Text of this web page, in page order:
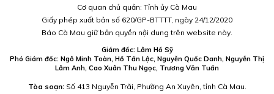
Cơ quan chủ quản: Tỉnh ủy Cà Mau
Giấy phép xuất bản số 620/GP-BTTTT, ngày 24/12/2020
Báo Cà Mau giữ bản quyền nội dung trên website này.
Giám đốc: Lâm Hồ Sỹ
Phó Giám đốc: Ngô Minh Toàn, Hồ Tấn Lộc, Nguyễn Quốc Danh, Nguyễn Thị
Lâm Anh, Cao Xuân Thu Ngọc, Trương Văn Tuấn
Tòa soạn:Số 413 Nguyễn Trãi, Phường An Xuyên, tỉnh Cà Mau.